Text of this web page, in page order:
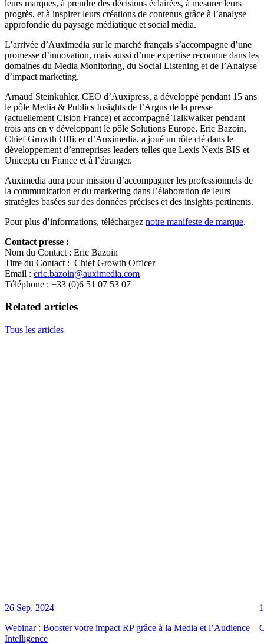
leurs marques, à prendre des décisions éclairées, à mesurer leurs
progrès, et à inspirer leurs créations de contenus grâce à l’analyse
approfondie du paysage médiatique et social média.
L’arrivée d’Auximedia sur le marché français s’accompagne d’une
promesse d’innovation, mais aussi d’une expertise reconnue dans les
domaines du Media Monitoring, du Social Listening et de l’Analyse
d’impact marketing.
Arnaud Steinkuhler, CEO d’Auxipress, a développé pendant 15 ans
le pôle Media & Publics Insights de l’Argus de la presse
(actuellement Cision France) et accompagné Talkwalker pendant
trois ans en y développant le pôle Solutions Europe. Eric Bazoin,
Chief Growth Officer d’Auximedia, a joué un rôle clé dans le
développement d’entreprises leaders telles que Lexis Nexis BIS et
Unicepta en France et à l’étranger.
Auximedia aura pour mission d’accompagner les professionnels de
la communication et du marketing dans l’élaboration de leurs
stratégies basées sur des données précises et des insights pertinents.
Pour plus d’informations, téléchargez notre manifeste de marque.
Contact presse :
Nom du Contact : Eric Bazoin
Titre du Contact : Chief Growth Officer
Email : eric.bazoin@auximedia.com
Téléphone : +33 (0)6 51 07 53 07
Related articles
Tous les articles
26 Sep. 2024
Webinar : Booster votre impact RP grâce à la Media et l’Audience
Intelligence